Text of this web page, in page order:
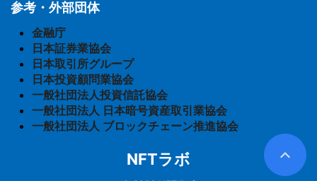
参考・外部団体
金融庁
日本証券業協会
日本取引所グループ
日本投資顧問業協会
一般社団法人投資信託協会
一般社団法人 日本暗号資産取引業協会
一般社団法人 ブロックチェーン推進協会
NFTラボ